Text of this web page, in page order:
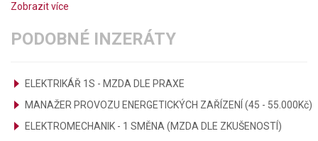
Zobrazit více
PODOBNÉ INZERÁTY
ELEKTRIKÁŘ 1S - MZDA DLE PRAXE
MANAŽER PROVOZU ENERGETICKÝCH ZAŘÍZENÍ (45 - 55.000Kč)
ELEKTROMECHANIK - 1 SMĚNA (MZDA DLE ZKUŠENOSTÍ)